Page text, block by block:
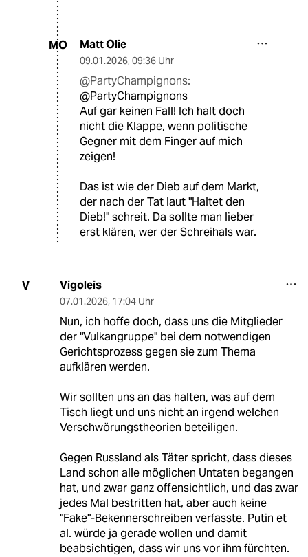
MO Matt Olie
09.01.2026, 09:36 Uhr
@PartyChampignons:
@PartyChampignons
Auf gar keinen Fall! Ich halt doch
nicht die Klappe, wenn politische
Gegner mit dem Finger auf mich
zeigen!
Das ist wie der Dieb auf dem Markt,
der nach der Tat laut "Haltet den
Dieb!" schreit. Da sollte man lieber
erst klären, wer der Schreihals war.
V Vigoleis
07.01.2026, 17:04 Uhr
Nun, ich hoffe doch, dass uns die Mitglieder
der "Vulkangruppe" bei dem notwendigen
Gerichtsprozess gegen sie zum Thema
aufklären werden.
Wir sollten uns an das halten, was auf dem
Tisch liegt und uns nicht an irgend welchen
Verschwörungstheorien beteiligen.
Gegen Russland als Täter spricht, dass dieses
Land schon alle möglichen Untaten begangen
hat, und zwar ganz offensichtlich, und das zwar
jedes Mal bestritten hat, aber auch keine
"Fake"-Bekennerschreiben verfasste. Putin et
al. würde ja gerade wollen und damit
beabsichtigen, dass wir uns vor ihm fürchten.